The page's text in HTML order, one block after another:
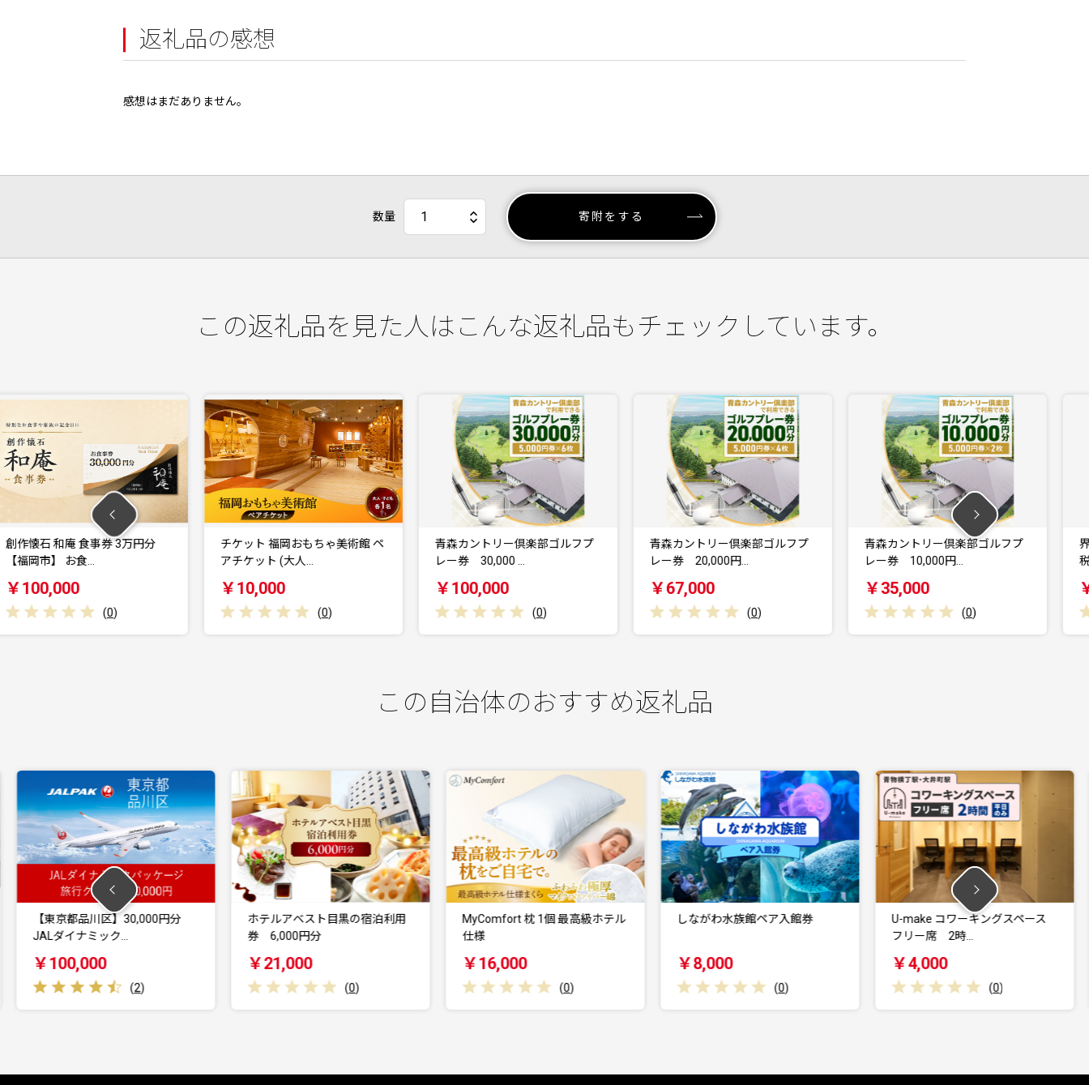
返礼品の感想
感想はまだありません。
数量 寄附をする
この返礼品を見た人はこんな返礼品もチェックしています。
事券 3万円分
(0 )
チケット 福岡おもちゃ美術館 ペ
アチケット (大人…
(0 )
青森カントリー倶楽部ゴルフプ
レー券 30,000 …
(0 )
青森カントリー倶楽部ゴルフプ
レー券 20,000円…
(0 )
青森カントリー倶楽部ゴルフプ
レー券 10,000円…
(0 )
界 アンジン / 界
この自治体のおすすめ返礼品
】30,000円分
)
ホテルアベスト目黒の宿泊利用
)
MyComfort 枕 1個 最高級ホテル
)
しながわ水族館ペア入館券
)
U-make コワーキングスペース
)
U-make コワー